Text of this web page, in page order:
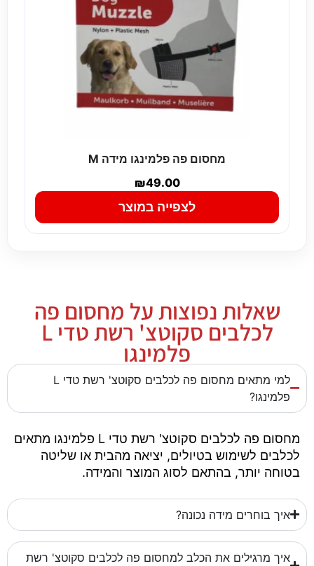
מחסום פה פלמינגו מידה M
₪49.00
לצפייה במוצר
שאלות נפוצות על מחסום פה
לכלבים סקוטצ' רשת טדי L
פלמינגו
למי מתאים מחסום פה לכלבים סקוטצ' רשת טדי L
פלמינגו?
מחסום פה לכלבים סקוטצ' רשת טדי L פלמינגו מתאים
לכלבים לשימוש בטיולים, יציאה מהבית או שליטה
בטוחה יותר, בהתאם לסוג המוצר והמידה.
איך בוחרים מידה נכונה?
איך מרגילים את הכלב למחסום פה לכלבים סקוטצ' רשת